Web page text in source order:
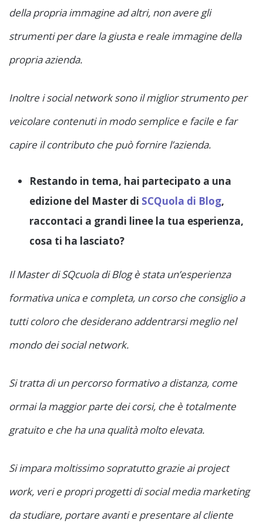
della propria immagine ad altri, non avere gli
strumenti per dare la giusta e reale immagine della
propria azienda.
Inoltre i social network sono il miglior strumento per
veicolare contenuti in modo semplice e facile e far
capire il contributo che può fornire l’azienda.
Restando in tema, hai partecipato a una
edizione del Master di SCQuola di Blog,
raccontaci a grandi linee la tua esperienza,
cosa ti ha lasciato?
Il Master di SQcuola di Blog è stata un’esperienza
formativa unica e completa, un corso che consiglio a
tutti coloro che desiderano addentrarsi meglio nel
mondo dei social network.
Si tratta di un percorso formativo a distanza, come
ormai la maggior parte dei corsi, che è totalmente
gratuito e che ha una qualità molto elevata.
Si impara moltissimo sopratutto grazie ai project
work, veri e propri progetti di social media marketing
da studiare, portare avanti e presentare al cliente